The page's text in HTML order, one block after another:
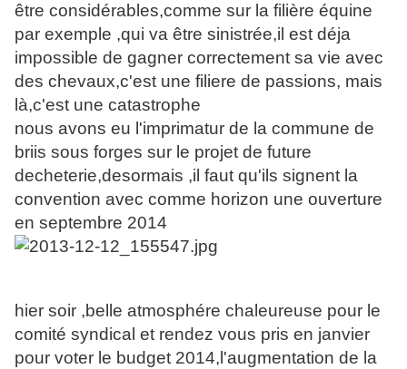
être considérables,comme sur la filière équine
par exemple ,qui va être sinistrée,il est déja
impossible de gagner correctement sa vie avec
des chevaux,c'est une filiere de passions, mais
là,c'est une catastrophe
nous avons eu l'imprimatur de la commune de
briis sous forges sur le projet de future
decheterie,desormais ,il faut qu'ils signent la
convention avec comme horizon une ouverture
en septembre 2014
hier soir ,belle atmosphére chaleureuse pour le
comité syndical et rendez vous pris en janvier
pour voter le budget 2014,l'augmentation de la